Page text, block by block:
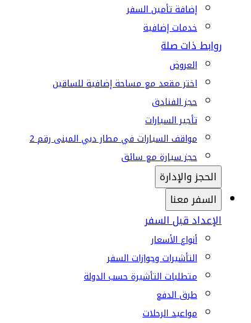
إضافة تأمين السفر
خدمات إضافية
روابط ذات صلة
العروض
اختر مقعد مع مساحة إضافية للساقين
حجز الفنادق
تأجير السيارات
مواقف السيارات في مطار دبي المبنى رقم 2
حجز سيارة مع سائق
الحجز والإدارة
السفر معنا
الإعداد قبل السفر
أنواع الأسعار
التأشيرات وجوازات السفر
متطلبات التأشيرة حسب الدولة
طرق الدفع
مواعيد الرحلات